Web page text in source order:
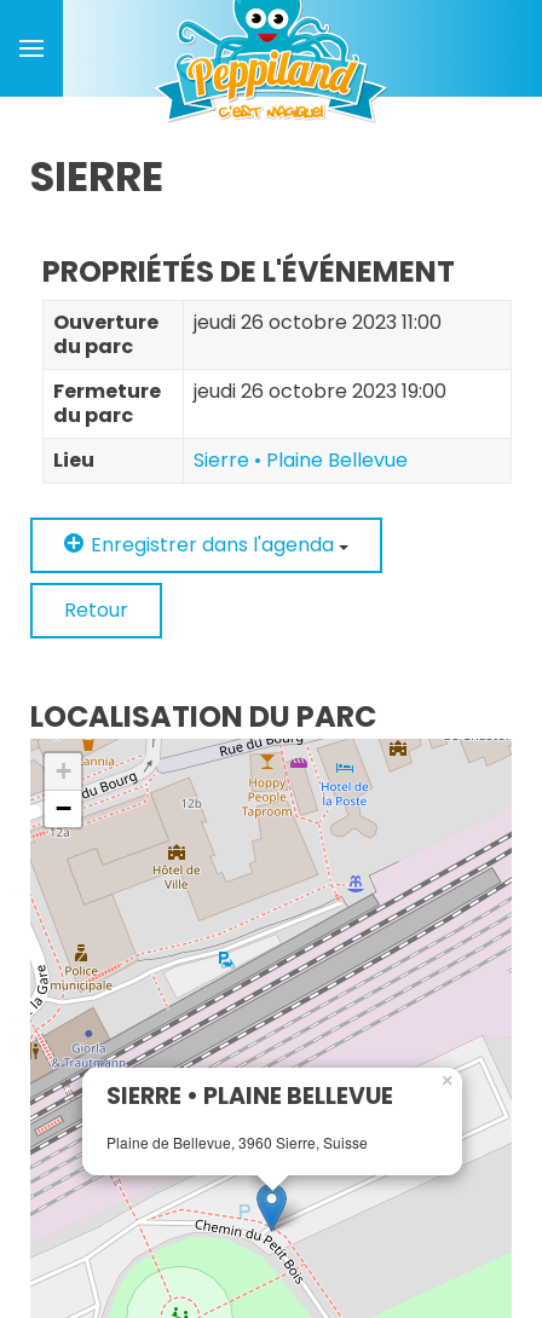
SIERRE
PROPRIÉTÉS DE L'ÉVÉNEMENT
Ouverture
du parc
jeudi 26 octobre 2023 11:00
Fermeture
du parc
jeudi 26 octobre 2023 19:00
Lieu Sierre • Plaine Bellevue
Enregistrer dans l'agenda
Retour
LOCALISATION DU PARC
SIERRE • PLAINE BELLEVUE
Plaine de Bellevue, 3960 Sierre, Suisse
×
+
−